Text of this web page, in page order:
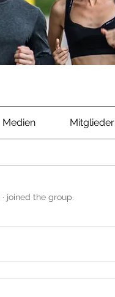
Medien Mitglieder
· joined the group.